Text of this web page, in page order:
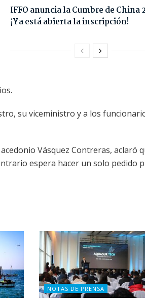
IFFO anuncia la Cumbre de China
¡Ya está abierta la inscripción!
su viceministro y a los
Vásquez Contreras, aclaró
espera hacer un solo pedido
NOTAS DE PRENSA